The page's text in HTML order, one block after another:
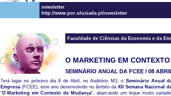
newsletter
http://www.por.ulusiada.pt/newsletter
Faculdade de Ciências da Economia e da
O MARKETING EM
SEMINÁRIO ANUAL DA FCEE / 08
Terá lugar no próximo dia 8 de Abril, no Auditório M3, o Seminário Anual
Empresa(FCEE), este ano desenvolvido no âmbito da XII Semana Nacional
“O Marketing em Contexto de Mudança”, abarcando um leque muito